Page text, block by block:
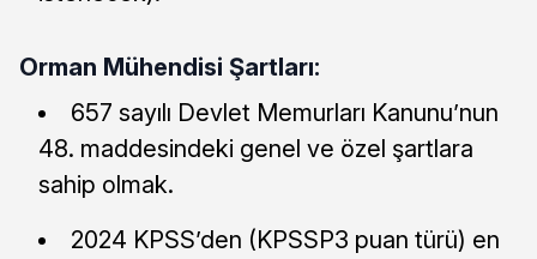
Orman Mühendisi Şartları:
657 sayılı Devlet Memurları Kanunu’nun
48. maddesindeki genel ve özel şartlara
sahip olmak.
2024 KPSS’den (KPSSP3 puan türü) en